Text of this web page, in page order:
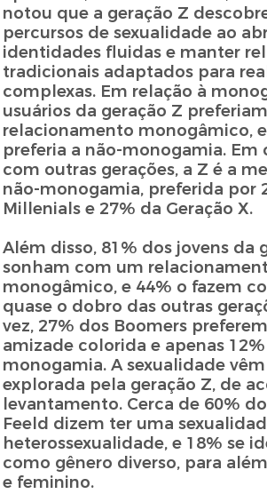
notou que a geração Z
percursos de sexualidade ao
identidades fluidas e manter
tradicionais adaptados para
complexas. Em relação à
usuários da geração Z
relacionamento monogâmico,
preferia a não-monogamia. Em
com outras gerações, a Z é a
não-monogamia, preferida por
Millenials e 27% da Geração X.
Além disso, 81% dos jovens da
sonham com um
monogâmico, e 44% o fazem
quase o dobro das outras
vez, 27% dos Boomers
amizade colorida e apenas
monogamia. A sexualidade
explorada pela geração Z, de
levantamento. Cerca de 60%
Feeld dizem ter uma
heterossexualidade, e 18% se
como gênero diverso, para
e feminino.